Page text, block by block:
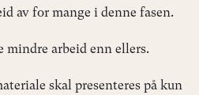
av for mange i denne fasen.
arbeid enn ellers.
skal presenteres på kun